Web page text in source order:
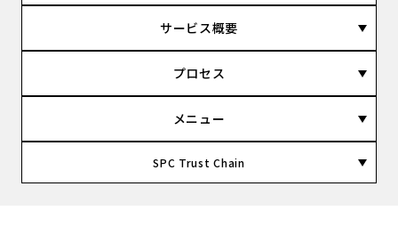
サービス概要
プロセス
メニュー
SPC Trust Chain